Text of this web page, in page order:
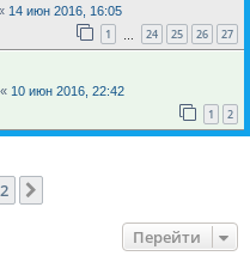
14 июн 2016, 16:05
1 24 25 26 27
« 10 июн 2016, 22:42
1 2
2
Перейти